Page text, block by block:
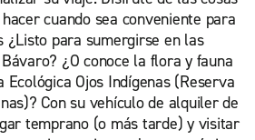
cuando sea conveniente para
¿Listo para sumergirse en las
¿O conoce la flora y fauna
Ojos Indígenas (Reserva
Con su vehículo de alquiler de
temprano (o más tarde) y visitar